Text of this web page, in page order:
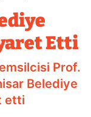
Etti
Prof.
Belediye
etti